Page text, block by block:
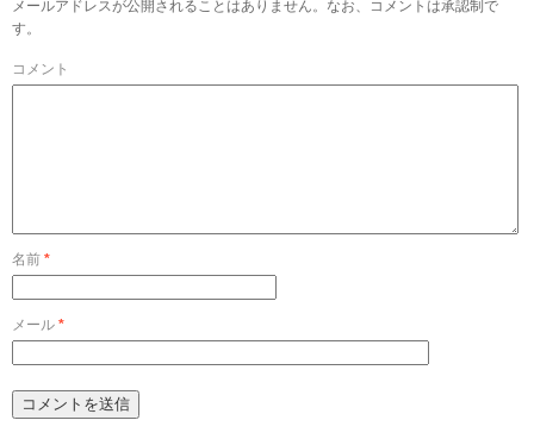
メールアドレスが公開されることはありません。なお、コメントは承認制で
す。
コメント
名前 *
メール *